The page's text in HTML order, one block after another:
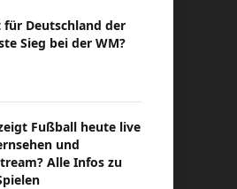
für Deutschland der
Sieg bei der WM?
Fußball heute live
und
Alle Infos zu